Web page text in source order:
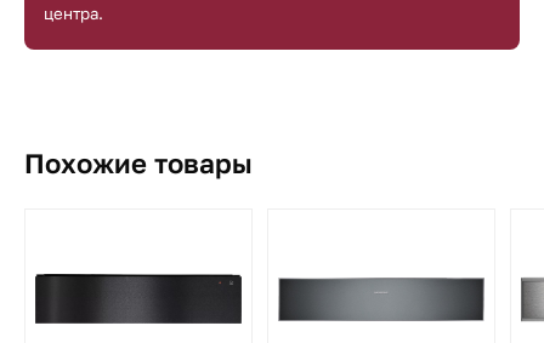
центра.
Похожие товары